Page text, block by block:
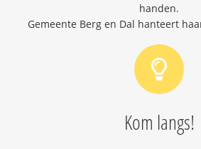
handen.
Gemeente Berg en Dal hanteert
Kom langs!